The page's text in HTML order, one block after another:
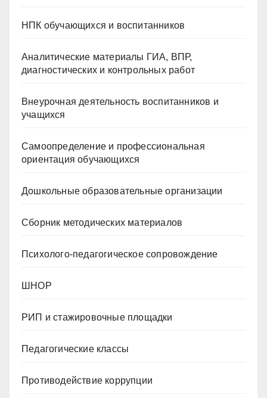
НПК обучающихся и воспитанников
Аналитические материалы ГИА, ВПР,
диагностических и контрольных работ
Внеурочная деятельность воспитанников и
учащихся
Самоопределение и профессиональная
ориентация обучающихся
Дошкольные образовательные организации
Сборник методических материалов
Психолого-педагогическое сопровождение
ШНОР
РИП и стажировочные площадки
Педагогические классы
Противодействие коррупции